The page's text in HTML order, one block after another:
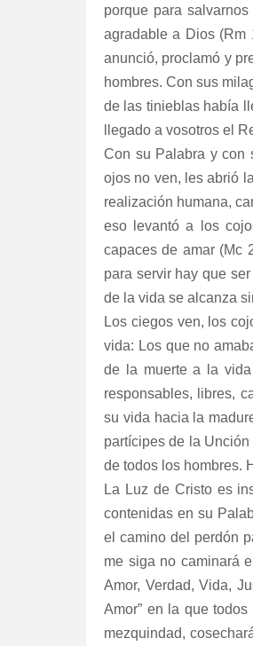
porque para
agradable a Dios (Rm
anunció, proclamó y
hombres. Con sus
de las tinieblas había
llegado a vosotros el
Con su Palabra y con
ojos no ven, les abrió
realización humana,
eso levantó a los
capaces de amar (Mc
para servir hay que
de la vida se alcanza
Los ciegos ven, los
vida: Los que no
de la muerte a la
responsables, libres,
su vida hacia la
partícipes de la
de todos los hombres.
La Luz de Cristo es
contenidas en su
el camino del perdón
me siga no caminará
Amor, Verdad, Vida,
Amor” en la que
mezquindad,